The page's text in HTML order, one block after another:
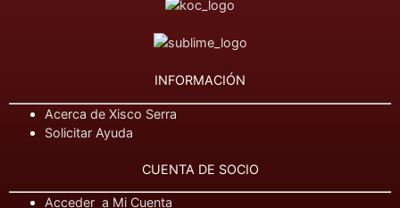
INFORMACIÓN
Acerca de Xisco Serra
Solicitar Ayuda
CUENTA DE SOCIO
Acceder a Mi Cuenta